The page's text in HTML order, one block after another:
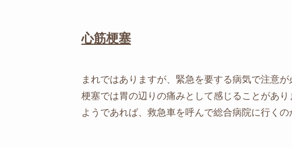
心筋梗塞
まれではありますが、緊急を要する病気で注意
梗塞では胃の辺りの痛みとして感じることがあ
ようであれば、救急車を呼んで総合病院に行くの